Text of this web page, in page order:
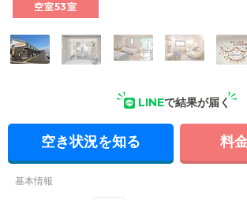
空室53室
LINEで結果が届く
空き状況を知る 料
基本情報